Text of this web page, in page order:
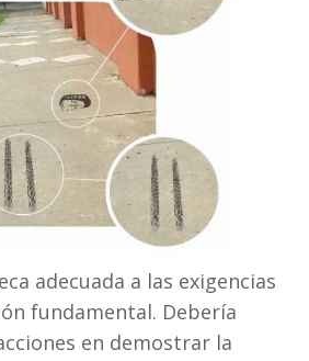
adecuada a las exigencias
fundamental. Debería
en demostrar la